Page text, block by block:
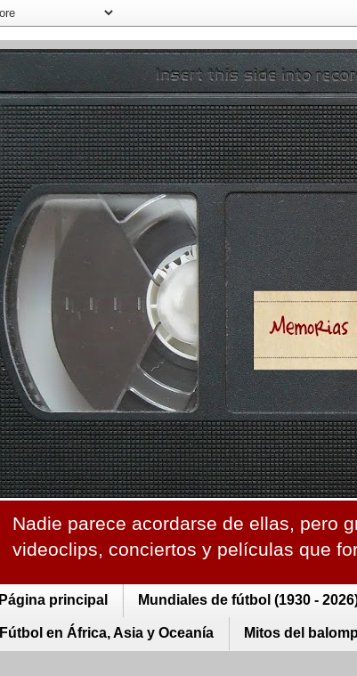
Nadie parece acordarse de ellas, pero
videoclips, conciertos y películas que
Página principal Mundiales de fútbol (1930 -
Fútbol en África, Asia y Oceanía Mitos del